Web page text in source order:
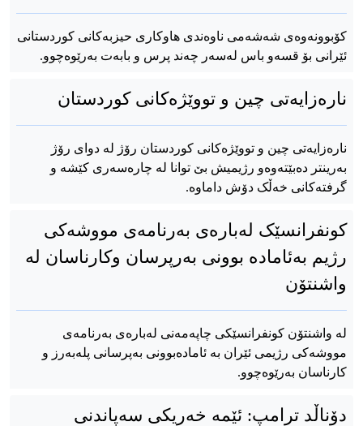
کۆبوونەوەی شەشەمی ناوەندی هاوکاری حیزبەکانی کوردستانی
ئێرانی بۆ قسەو باس لەسەر چەند پرس و بابەت بەرێوەچوو.
نارەزایەتی چین و تووێژەکانی کوردستان
نارەزایەتی چین و تووێژەکانی کوردستان رۆژ لە دوای رۆژ
بەرینتر دەبێتەوەو رژیمیش بێ توانا لە چارەسەری کێشە و
گرفتەکانی خەڵک دۆش داماوە.
کونفرانسێک لەبارەی بەرنامەی مووشەکی
رژیم بەئامادە بوونی بەرپرسان وکارناسان لە
واشنتۆن
لە واشنتۆن کونفرانسێکی چاپەمەنی لەبارەی بەرنامەی
مووشەکی رژیمی ئێران بە ئامادەبوونی بەپرسانی پلەبەرز و
کارناسان بەرێوەچوو.
دۆناڵد ترامپ: ئێمە خەریکی سەپاندنی